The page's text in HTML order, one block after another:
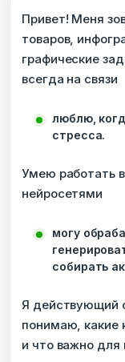
Привет! Меня
товаров,
графические
всегда на связи
люблю,
стресса.
Умею работать
нейросетями
могу
собирать
Я действующий
понимаю, какие
и что важно для